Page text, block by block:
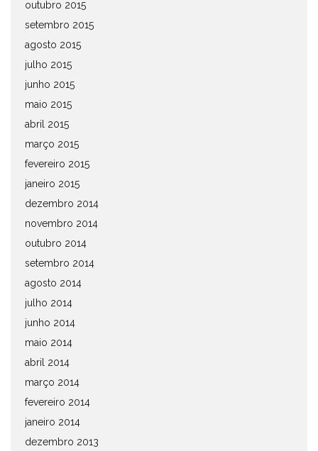
outubro 2015
setembro 2015
agosto 2015
julho 2015
junho 2015
maio 2015
abril 2015
março 2015
fevereiro 2015
janeiro 2015
dezembro 2014
novembro 2014
outubro 2014
setembro 2014
agosto 2014
julho 2014
junho 2014
maio 2014
abril 2014
março 2014
fevereiro 2014
janeiro 2014
dezembro 2013